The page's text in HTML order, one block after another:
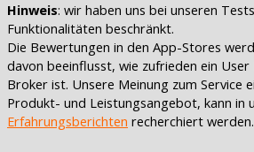
Hinweis: wir haben uns bei unseren
Funktionalitäten beschränkt.
Die Bewertungen in den App-Stores
davon beeinflusst, wie zufrieden ein User
Broker ist. Unsere Meinung zum Service
Produkt- und Leistungsangebot, kann in
Erfahrungsberichten recherchiert werden.